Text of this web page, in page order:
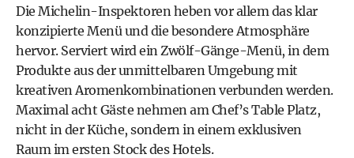
Die Michelin-Inspektoren heben vor allem das klar
konzipierte Menü und die besondere Atmosphäre
hervor. Serviert wird ein Zwölf-Gänge-Menü, in dem
Produkte aus der unmittelbaren Umgebung mit
kreativen Aromenkombinationen verbunden werden.
Maximal acht Gäste nehmen am Chef’s Table Platz,
nicht in der Küche, sondern in einem exklusiven
Raum im ersten Stock des Hotels.